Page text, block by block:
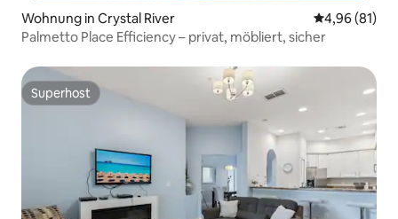
Wohnung in Crystal River
4,96 (81)
Palmetto Place Efficiency – privat, möbliert, sicher
Superhost
Superhost